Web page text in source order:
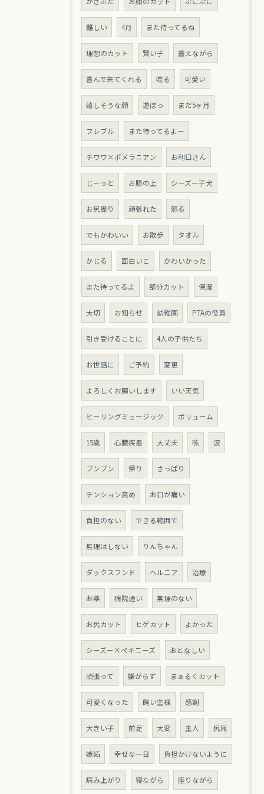
難しい 4月 また待ってるね
理想のカット 賢い子 震えながら
喜んで来てくれる 唸る 可愛い
嬉しそうな顔 遊ぼっ まだ5ヶ月
フレブル また待ってるよー
チワワ×ポメラニアン お利口さん
じーっと お膝の上 シーズー子犬
お尻周り 頑張れた 怒る
でもかわいい お散歩 タオル
かじる 面白いこ かわいかった
また待ってるよ 部分カット 保湿
大切 お知らせ 幼稚園 PTAの役員
引き受けることに 4人の子供たち
お世話に ご予約 変更
よろしくお願いします いい天気
ヒーリングミュージック ボリューム
15歳 心臓疾患 大丈夫 咳 涙
ブンブン 帰り さっぱり
テンション高め お口が痛い
負担のない できる範囲で
無理はしない りんちゃん
ダックスフンド ヘルニア 治療
お薬 病院通い 無理のない
お尻カット ヒゲカット よかった
シーズー×ペキニーズ おとなしい
頑張って 嫌がらず まぁるくカット
可愛くなった 飼い主様 感謝
大きい子 前足 大変 主人 尻尾
嫉妬 幸せな一日 負担かけないように
病み上がり 寝ながら 座りながら